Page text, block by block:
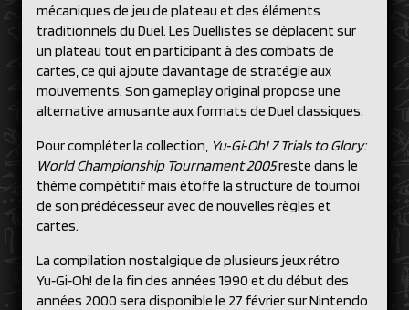
mécaniques de jeu de plateau et des éléments
traditionnels du Duel. Les Duellistes se déplacent sur
un plateau tout en participant à des combats de
cartes, ce qui ajoute davantage de stratégie aux
mouvements. Son gameplay original propose une
alternative amusante aux formats de Duel classiques.
Pour compléter la collection, Yu‑Gi‑Oh! 7 Trials to Glory:
World Championship Tournament 2005reste dans le
thème compétitif mais étoffe la structure de tournoi
de son prédécesseur avec de nouvelles règles et
cartes.
La compilation nostalgique de plusieurs jeux rétro
Yu‑Gi‑Oh! de la fin des années 1990 et du début des
années 2000 sera disponible le 27 février sur Nintendo